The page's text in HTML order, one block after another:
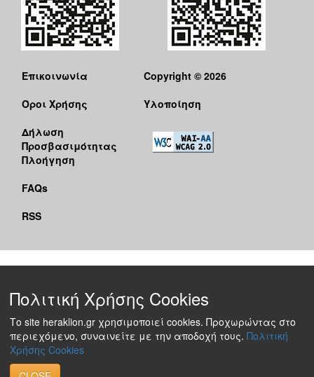
Επικοινωνία
Όροι Χρήσης
Δήλωση
Προσβασιμότητας
Πλοήγηση
FAQs
RSS
Copyright © 2026
Υλοποίηση
Πολιτική Χρήσης Cookies
Το site heraklion.gr χρησιμοποιεί cookies. Προχωρώντας στο
περιεχόμενο, συναινείτε με την αποδοχή τους. Πολιτική
Χρήσης Cookies